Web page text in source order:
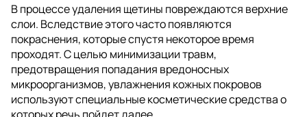
В процессе удаления щетины повреждаются верхние
слои. Вследствие этого часто появляются
покраснения, которые спустя некоторое время
проходят. С целью минимизации травм,
предотвращения попадания вредоносных
микроорганизмов, увлажнения кожных покровов
используют специальные косметические средства о